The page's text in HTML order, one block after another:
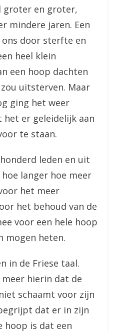
groter en groter,
mindere jaren. Een
door sterfte en
heel klein
een hoop dachten
uitsterven. Maar
ging het weer
er geleidelijk aan
te staan.
leden en uit
langer hoe meer
het meer
het behoud van de
voor een hele hoop
mogen heten.
in de Friese taal.
hierin dat de
schaamt voor zijn
dat er in zijn
hoop is dat een